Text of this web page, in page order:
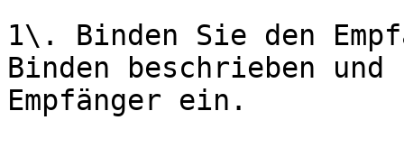
1\. Binden Sie den
Binden beschrieben
Empfänger ein.